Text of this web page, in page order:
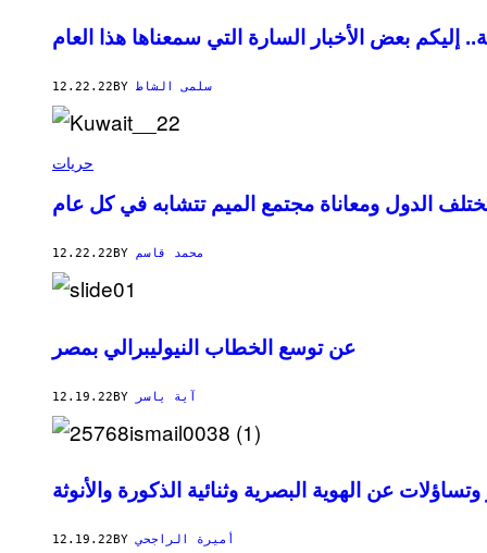
12.22.22BY سلمى الشاط
حريات
الدول ومعاناة مجتمع الميم تتشابه في كل عام
12.22.22BY محمد قاسم
عن توسع الخطاب النيوليبرالي بمصر
12.19.22BY آية ياسر
عن الهوية البصرية وثنائية الذكورة والأنوثة
12.19.22 BYأميرة الراجحي